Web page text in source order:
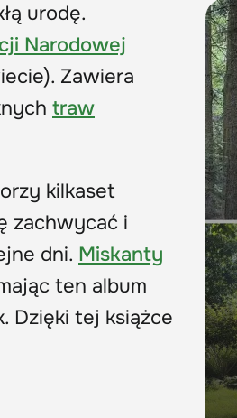
urodę.
Narodowej
Zawiera
traw
kilkaset
zachwycać i
dni. Miskanty
ten album
Dzięki tej książce